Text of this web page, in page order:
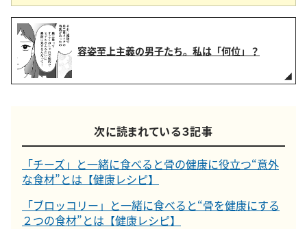
容姿至上主義の男子たち。私は「何位」？
次に読まれている３記事
「チーズ」と一緒に食べると骨の健康に役立つ“意外
な食材”とは【健康レシピ】
「ブロッコリー」と一緒に食べると“骨を健康にする
２つの食材”とは【健康レシピ】